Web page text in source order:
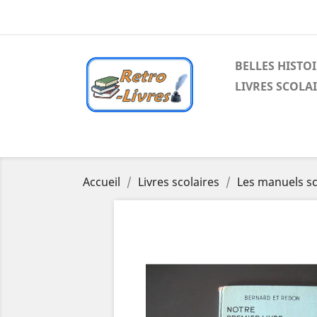
BELLES
LIVRES
Accueil Livres scolaires Les manuels